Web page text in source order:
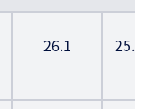
26.1 25.0